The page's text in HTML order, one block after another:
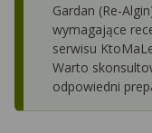
Gardan (Re-
wymagające
serwisu
Warto
odpowiedni